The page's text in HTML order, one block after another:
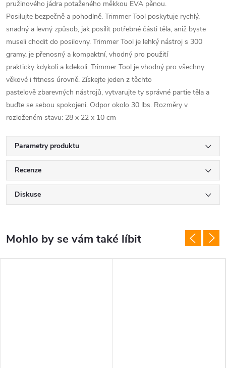
pružinového jádra potaženého měkkou EVA pěnou.
Posilujte bezpečně a pohodlně. Trimmer Tool poskytuje rychlý,
snadný a levný způsob, jak posílit potřebné části těla, aniž byste
museli chodit do posilovny. Trimmer Tool je lehký nástroj s 300
gramy, je přenosný a kompaktní, vhodný pro použití
prakticky kdykoli a kdekoli. Trimmer Tool je vhodný pro všechny
věkové i fitness úrovně. Získejte jeden z těchto
pastelově zbarevných nástrojů, vytvarujte ty správné partie těla a
buďte se sebou spokojeni. Odpor okolo 30 lbs. Rozměry v
rozloženém stavu: 28 x 22 x 10 cm
Parametry produktu
Recenze
Diskuse